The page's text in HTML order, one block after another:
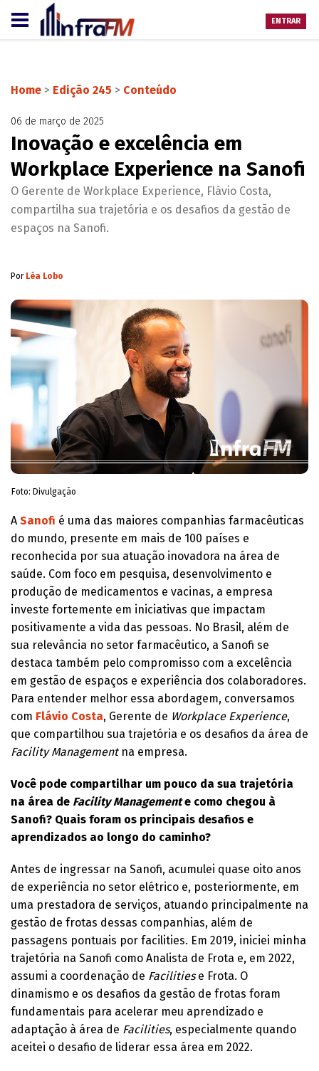
ENTRAR
Home > Edição 245 > Conteúdo
06 de março de 2025
Inovação e excelência em
Workplace Experience na Sanofi
O Gerente de Workplace Experience, Flávio Costa,
compartilha sua trajetória e os desafios da gestão de
espaços na Sanofi.
Por Léa Lobo
Foto: Divulgação
A Sanofi é uma das maiores companhias farmacêuticas
do mundo, presente em mais de 100 países e
reconhecida por sua atuação inovadora na área de
saúde. Com foco em pesquisa, desenvolvimento e
produção de medicamentos e vacinas, a empresa
investe fortemente em iniciativas que impactam
positivamente a vida das pessoas. No Brasil, além de
sua relevância no setor farmacêutico, a Sanofi se
destaca também pelo compromisso com a excelência
em gestão de espaços e experiência dos colaboradores.
Para entender melhor essa abordagem, conversamos
com Flávio Costa, Gerente de Workplace Experience,
que compartilhou sua trajetória e os desafios da área de
Facility Management na empresa.
Você pode compartilhar um pouco da sua trajetória
na área de Facility Managemente como chegou à
Sanofi? Quais foram os principais desafios e
aprendizados ao longo do caminho?
Antes de ingressar na Sanofi, acumulei quase oito anos
de experiência no setor elétrico e, posteriormente, em
uma prestadora de serviços, atuando principalmente na
gestão de frotas dessas companhias, além de
passagens pontuais por facilities. Em 2019, iniciei minha
trajetória na Sanofi como Analista de Frota e, em 2022,
assumi a coordenação de Facilitiese Frota. O
dinamismo e os desafios da gestão de frotas foram
fundamentais para acelerar meu aprendizado e
adaptação à área de Facilities, especialmente quando
aceitei o desafio de liderar essa área em 2022.